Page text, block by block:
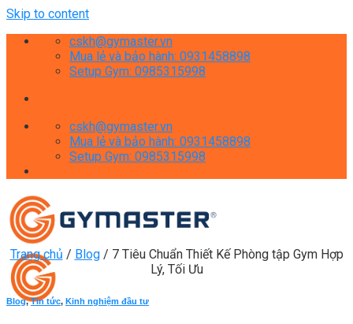
Skip to content
cskh@gymaster.vn
Mua lẻ và bảo hành: 0931458898
Setup Gym: 0985315998
cskh@gymaster.vn
Mua lẻ và bảo hành: 0931458898
Setup Gym: 0985315998
Trang chủ / Blog / 7 Tiêu Chuẩn Thiết Kế Phòng tập Gym Hợp
Lý, Tối Ưu
Blog,Tin tức, Kinh nghiệm đầu tư